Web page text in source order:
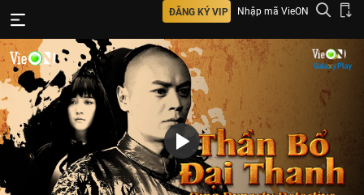
ĐĂNG KÝ VIP Nhập mã VieON